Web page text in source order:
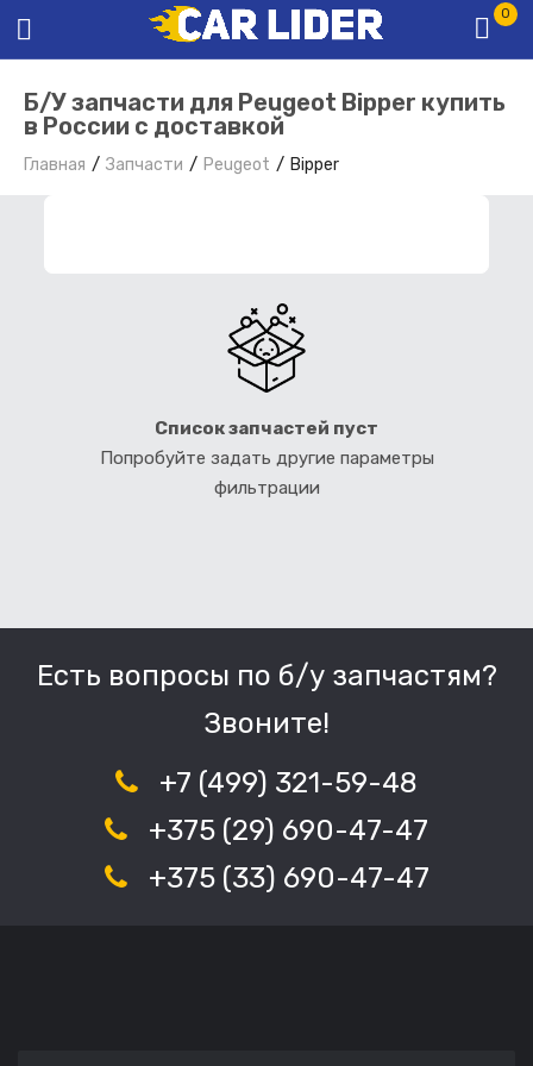
0
Б/У запчасти для Peugeot Bipper купить
в России с доставкой
Главная Запчасти Peugeot Bipper
Список запчастей пуст
Попробуйте задать другие параметры
фильтрации
Есть вопросы по б/у запчастям?
Звоните!
+7 (499) 321-59-48
+375 (29) 690-47-47
+375 (33) 690-47-47